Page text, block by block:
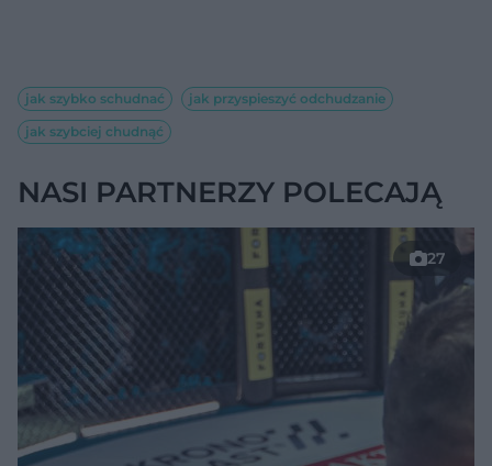
jak szybko schudnać
jak przyspieszyć odchudzanie
jak szybciej chudnąć
NASI PARTNERZY POLECAJĄ
27